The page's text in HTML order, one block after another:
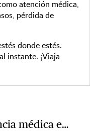
atención médica,
pérdida de
donde estés.
instante. ¡Viaja
¿Sabías que una emergencia médica en el extranjero puede superar los $50,000 sin seguro de viaje?